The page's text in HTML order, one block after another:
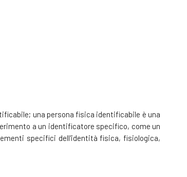
una persona fisica identificabile è una
a un identificatore specifico, come un
specifici dell'identità fisica, fisiologica,